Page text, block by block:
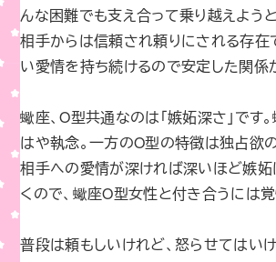
んな困難でも支え合って乗り越えようと
相手からは信頼され頼りにされる存在
い愛情を持ち続けるので安定した関係
蠍座、O型共通なのは「嫉妬深さ」です
はや執念。一方のO型の特徴は独占欲
相手への愛情が深ければ深いほど嫉妬
くので、蠍座O型女性と付き合うには
普段は頼もしいけれど、怒らせてはい